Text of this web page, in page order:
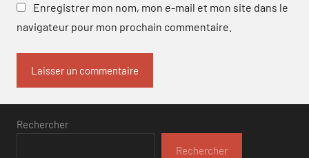
Enregistrer mon nom, mon e-mail et mon site dans le
navigateur pour mon prochain commentaire.
Rechercher
Rechercher